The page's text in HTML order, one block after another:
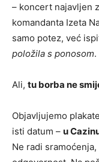
– koncert najavljen
komandanta Izeta
samo potez, već
položila s ponosom.
Ali, tu borba ne
Objavljujemo
isti datum – u
Ne radi